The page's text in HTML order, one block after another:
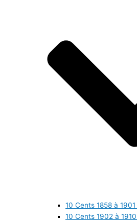
10 Cents 1858 à
10 Cents 1902 à